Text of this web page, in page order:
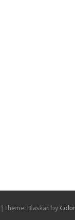
| Theme: Blaskan by